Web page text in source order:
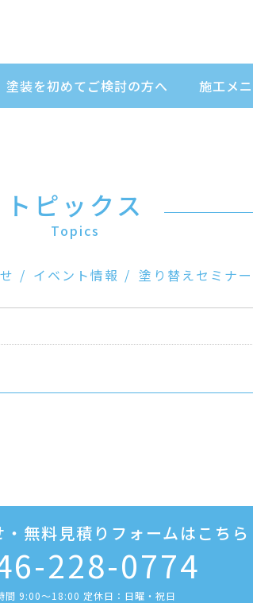
塗装を初めてご検討の方へ 施工メ
トピックス
Topics
イベント情報 塗り替えセミナー
無料見積りフォームはこちら
228-0774
間 9:00〜18:00 定休日：日曜・祝日